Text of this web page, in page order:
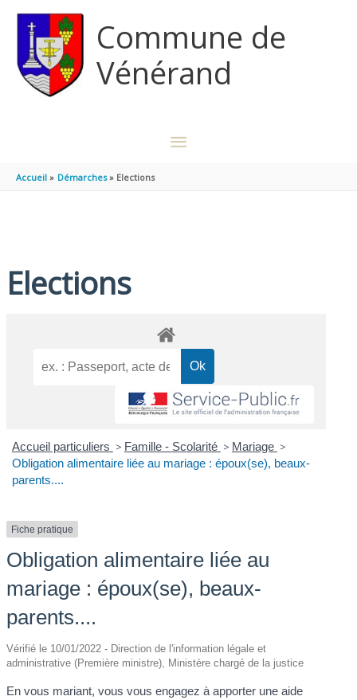
Commune de
Vénérand
MENU
Accueil Démarches Elections
Elections
Accueil particuliers > Famille - Scolarité > Mariage >
Obligation alimentaire liée au mariage : époux(se), beaux-
parents....
Fiche pratique
Obligation alimentaire liée au
mariage : époux(se), beaux-
parents....
Vérifié le 10/01/2022 - Direction de l'information légale et
administrative (Première ministre), Ministère chargé de la justice
En vous mariant, vous vous engagez à apporter une aide